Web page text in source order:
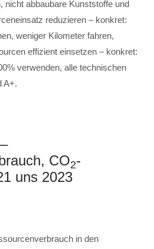
nicht abbaubare Kunststoffe und
reduzieren – konkret:
weniger Kilometer fahren,
effizient einsetzen – konkret:
verwenden, alle technischen
A+.
CO2-
uns 2023
in den